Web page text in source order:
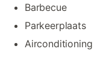
Barbecue
Parkeerplaats
Airconditioning